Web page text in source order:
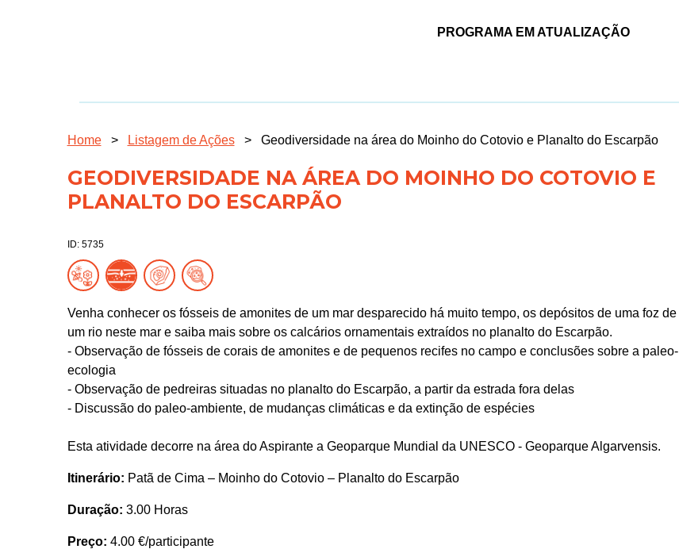
PROGRAMA EM ATUALIZAÇÃO
Home > Listagem de Ações > Geodiversidade na área do Moinho do Cotovio e Planalto do Escarpão
GEODIVERSIDADE NA ÁREA DO MOINHO DO COTOVIO E
PLANALTO DO ESCARPÃO
ID: 5735
Venha conhecer os fósseis de amonites de um mar desparecido há muito tempo, os depósitos de uma foz de
um rio neste mar e saiba mais sobre os calcários ornamentais extraídos no planalto do Escarpão.
- Observação de fósseis de corais de amonites e de pequenos recifes no campo e conclusões sobre a paleo-
ecologia
- Observação de pedreiras situadas no planalto do Escarpão, a partir da estrada fora delas
- Discussão do paleo-ambiente, de mudanças climáticas e da extinção de espécies
Esta atividade decorre na área do Aspirante a Geoparque Mundial da UNESCO - Geoparque Algarvensis.
Itinerário: Patã de Cima – Moinho do Cotovio – Planalto do Escarpão
Duração: 3.00 Horas
Preço: 4.00 €/participante